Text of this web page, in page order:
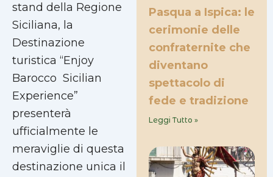
stand della Regione
Siciliana, la
Destinazione
turistica “Enjoy
Barocco  Sicilian
Experience”
presenterà
ufficialmente le
meraviglie di questa
destinazione unica il
Pasqua a Ispica: le
cerimonie delle
confraternite che
diventano
spettacolo di
fede e tradizione
Leggi Tutto »